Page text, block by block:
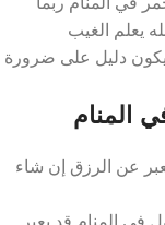
يعلم الغيب
يكون دليل على ضرورة
المنام
عن الرزق إن شاء
المنام قد يعبر